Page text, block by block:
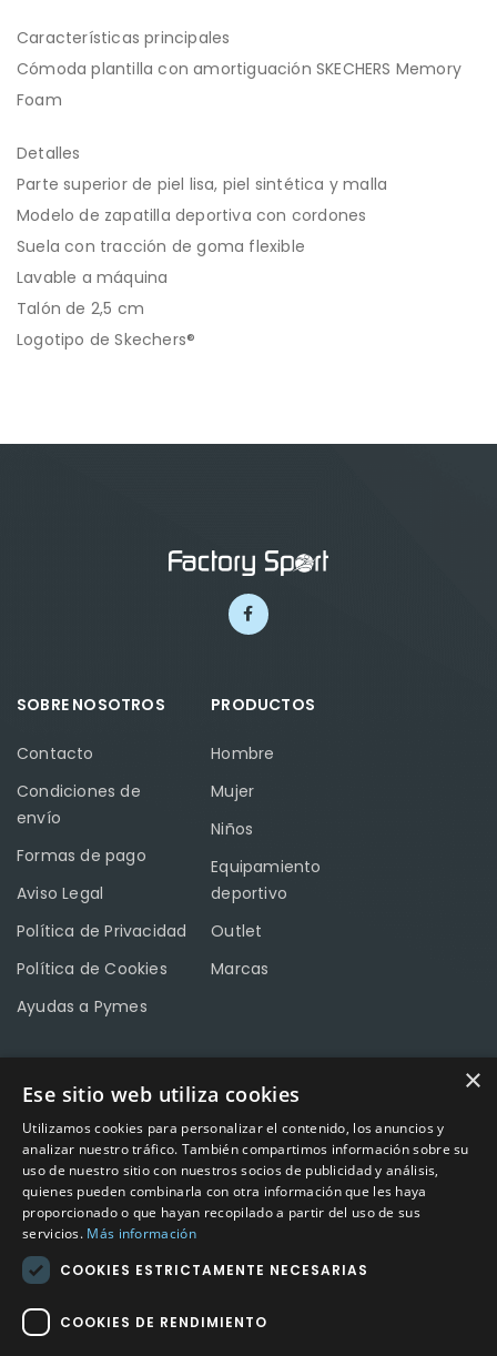
Características principales
Cómoda plantilla con amortiguación SKECHERS Memory
Foam
Detalles
Parte superior de piel lisa, piel sintética y malla
Modelo de zapatilla deportiva con cordones
Suela con tracción de goma flexible
Lavable a máquina
Talón de 2,5 cm
Logotipo de Skechers®
SOBRE NOSOTROS
Contacto
Condiciones de
envío
Formas de pago
Aviso Legal
Política de Privacidad
Política de Cookies
Ayudas a Pymes
PRODUCTOS
Hombre
Mujer
Niños
Equipamiento
deportivo
Outlet
Marcas
CONTACTO
Calle Méndez Núñez nº3 – Fuente Palmera 14120 Córdoba
Teléfono957 04 96 57
Emailinfo@factory-sport.es
HORARIO COMERCIAL
Lunes a viernes
10:00 a 14:00 / 18:00 a 21:00
×
Ese sitio web utiliza cookies
Utilizamos cookies para personalizar el contenido, los anuncios y
analizar nuestro tráfico. También compartimos información sobre su
uso de nuestro sitio con nuestros socios de publicidad y análisis,
quienes pueden combinarla con otra información que les haya
proporcionado o que hayan recopilado a partir del uso de sus
servicios. Más información
COOKIES ESTRICTAMENTE NECESARIAS
COOKIES DE RENDIMIENTO